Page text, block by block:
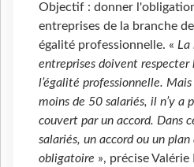
Objectif : donner l'obligation
entreprises de la branche
égalité professionnelle. « La
entreprises doivent respecter
l’égalité professionnelle.
moins de 50 salariés, il n’y a
couvert par un accord. Dans
salariés, un accord ou un plan
obligatoire », précise